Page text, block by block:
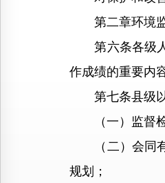
第二章环境
第六条各级人
作成绩的重要内容
第七条县级以
（一）监督检
（二）会同有
规划；